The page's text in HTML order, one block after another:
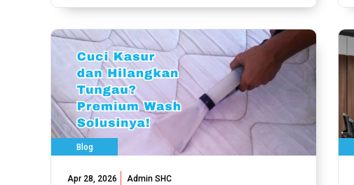
Blog
Apr 28, 2026 Admin SHC